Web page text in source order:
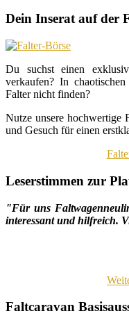
Dein Inserat auf der
Du suchst einen
verkaufen? In
Falter nicht finden?
Nutze unsere hochwertige
und Gesuch für einen
Leserstimmen zur
"Für uns
interessant und hilfreich.
Faltcaravan